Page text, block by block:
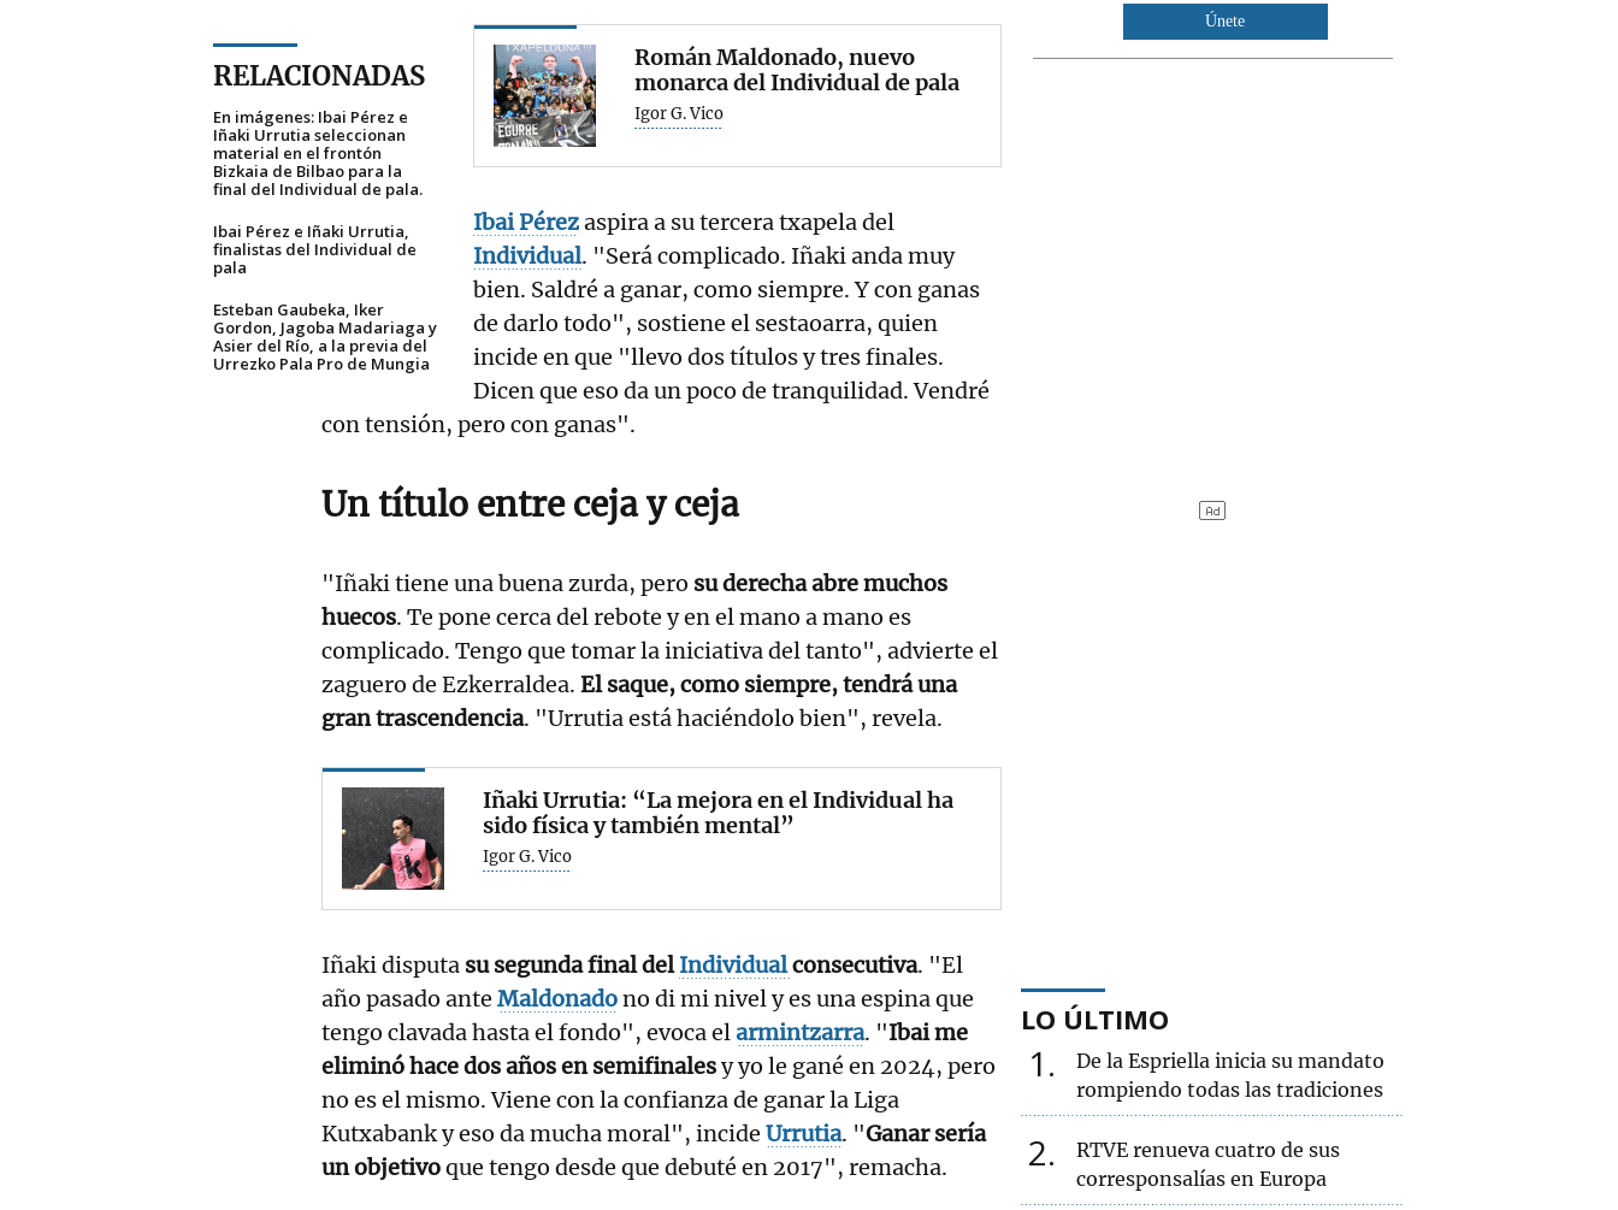
RELACIONADAS
En imágenes: Ibai Pérez e
Iñaki Urrutia seleccionan
material en el frontón
Bizkaia de Bilbao para la
final del Individual de pala.
Ibai Pérez e Iñaki Urrutia,
finalistas del Individual de
pala
Esteban Gaubeka, Iker
Gordon, Jagoba Madariaga y
Asier del Río, a la previa del
Urrezko Pala Pro de Mungia
Román Maldonado, nuevo
monarca del Individual de pala
Igor G. Vico
Ibai Pérezaspira a su tercera txapela del
Individual. "Será complicado. Iñaki anda muy
bien. Saldré a ganar, como siempre. Y con ganas
de darlo todo", sostiene el sestaoarra, quien
incide en que "llevo dos títulos y tres finales.
Dicen que eso da un poco de tranquilidad. Vendré
con tensión, pero con ganas".
Un título entre ceja y ceja
"Iñaki tiene una buena zurda, pero su derecha abre muchos
huecos. Te pone cerca del rebote y en el mano a mano es
complicado. Tengo que tomar la iniciativa del tanto", advierte el
zaguero de Ezkerraldea. El saque, como siempre, tendrá una
gran trascendencia. "Urrutia está haciéndolo bien", revela.
Iñaki Urrutia: “La mejora en el Individual ha
sido física y también mental”
Igor G. Vico
Iñaki disputa su segunda final delIndividualconsecutiva. "El
año pasado ante Maldonadono di mi nivel y es una espina que
tengo clavada hasta el fondo", evoca elarmintzarra. "Ibai me
eliminó hace dos años en semifinalesy yo le gané en 2024, pero
no es el mismo. Viene con la confianza de ganar la Liga
Kutxabank y eso da mucha moral", incide Urrutia. "Ganar sería
un objetivoque tengo desde que debuté en 2017", remacha.
Únete
LO ÚLTIMO
1
De la Espriella inicia su mandato
rompiendo todas las tradiciones
2
RTVE renueva cuatro de sus
corresponsalías en Europa